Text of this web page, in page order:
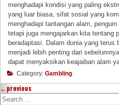
menghadapi kondisi yang paling
yang luar biasa, sifat sosial yang
menghadapi tantangan alam,
tetapi juga mengajarkan kita tentang
beradaptasi. Dalam dunia yang terus
menjadi lebih penting dari
dapat menyaksikan keajaiban alam
Category: Gambling
←previous
Search